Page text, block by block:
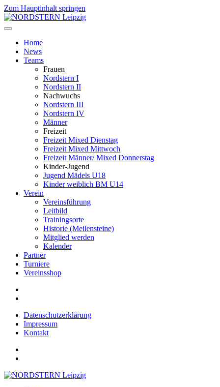
Zum Hauptinhalt springen
Home
News
Teams
Frauen
Nordstern I
Nordstern II
Nachwuchs
Nordstern III
Nordstern IV
Männer
Freizeit
Freizeit Mixed Dienstag
Freizeit Mixed Mittwoch
Freizeit Männer/ Mixed Donnerstag
Kinder-Jugend
Jugend Mädels U18
Kinder weiblich BM U14
Verein
Vereinsführung
Leitbild
Trainingsorte
Historie (Meilensteine)
Mitglied werden
Kalender
Partner
Turniere
Vereinsshop
Datenschutzerklärung
Impressum
Kontakt